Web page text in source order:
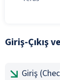
Giriş-Çıkış
Giriş